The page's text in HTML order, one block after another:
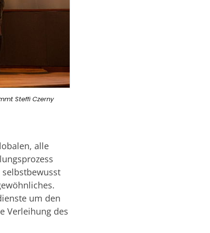
Steffi Czerny
alle
um den
Verleihung des